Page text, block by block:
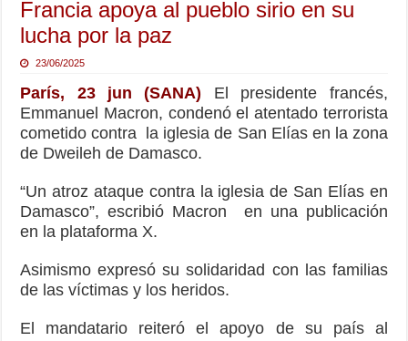
Francia apoya al pueblo sirio en su
lucha por la paz
23/06/2025
París, 23 jun (SANA) El presidente francés,
Emmanuel Macron, condenó el atentado terrorista
cometido contra la iglesia de San Elías en la zona
de Dweileh de Damasco.
“Un atroz ataque contra la iglesia de San Elías en
Damasco”, escribió Macron en una publicación
en la plataforma X.
Asimismo expresó su solidaridad con las familias
de las víctimas y los heridos.
El mandatario reiteró el apoyo de su país al